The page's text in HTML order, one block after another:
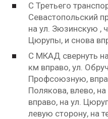
С Третьего
Севастопольский
на ул. Зюзинскую ,
Цюрупы, и снова
С МКАД свернуть
км вправо, ул.
Профсоюзную,
Полякова, влево,
вправо, на ул.
левую сторону, на